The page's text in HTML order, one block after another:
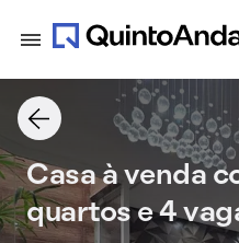
Casa à venda
quartos e 4